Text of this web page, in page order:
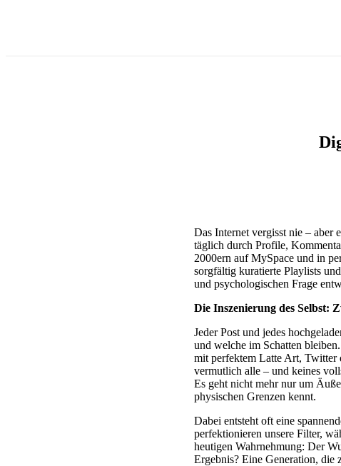
Das Internet vergisst nie – aber
täglich durch Profile,
2000ern auf MySpace und in
sorgfältig kuratierte Playlists
und psychologischen Frage
Die Inszenierung des Selbst:
Jeder Post und jedes
und welche im Schatten
mit perfektem Latte Art, Twitter
vermutlich alle – und keines
Es geht nicht mehr nur um
physischen Grenzen kennt.
Dabei entsteht oft eine
perfektionieren unsere Filter,
heutigen Wahrnehmung: Der
Ergebnis? Eine Generation,